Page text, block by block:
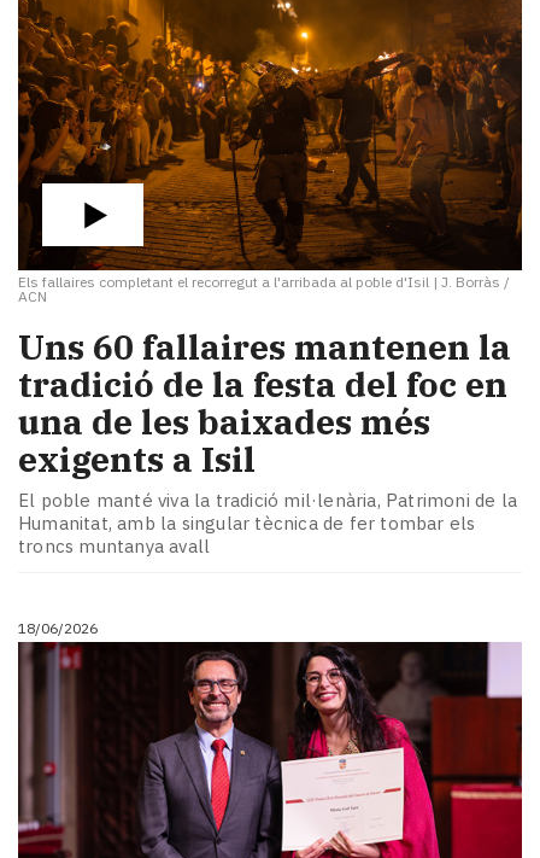
Els fallaires completant el recorregut a l'arribada al poble d'Isil | J. Borràs /
ACN
Uns 60 fallaires mantenen la
tradició de la festa del foc en
una de les baixades més
exigents a Isil
El poble manté viva la tradició mil·lenària, Patrimoni de la
Humanitat, amb la singular tècnica de fer tombar els
troncs muntanya avall
18/06/2026